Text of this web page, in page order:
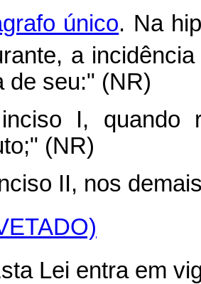
único. Na
a
de seu:" (NR)
I, quando
(NR)
II, nos
Lei entra em